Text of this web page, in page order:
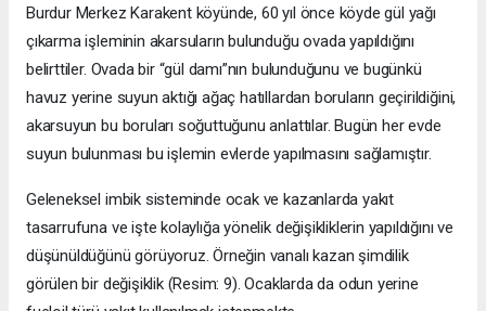
Burdur Merkez Karakent köyünde, 60 yıl önce köyde gül yağı
çıkarma işleminin akarsuların bulunduğu ovada yapıldığını
belirttiler. Ovada bir “gül damı”nın bulunduğunu ve bugünkü
havuz yerine suyun aktığı ağaç hatıllardan boruların geçirildiğini,
akarsuyun bu boruları soğuttuğunu anlattılar. Bugün her evde
suyun bulunması bu işlemin evlerde yapılmasını sağlamıştır.
Geleneksel imbik sisteminde ocak ve kazanlarda yakıt
tasarrufuna ve işte kolaylığa yönelik değişikliklerin yapıldığını ve
düşünüldüğünü görüyoruz. Örneğin vanalı kazan şimdilik
görülen bir değişiklik (Resim: 9). Ocaklarda da odun yerine